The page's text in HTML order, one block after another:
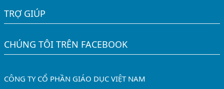
TRỢ GIÚP
CHÚNG TÔI TRÊN FACEBOOK
CÔNG TY CỔ PHẦN GIÁO DỤC VIỆT NAM